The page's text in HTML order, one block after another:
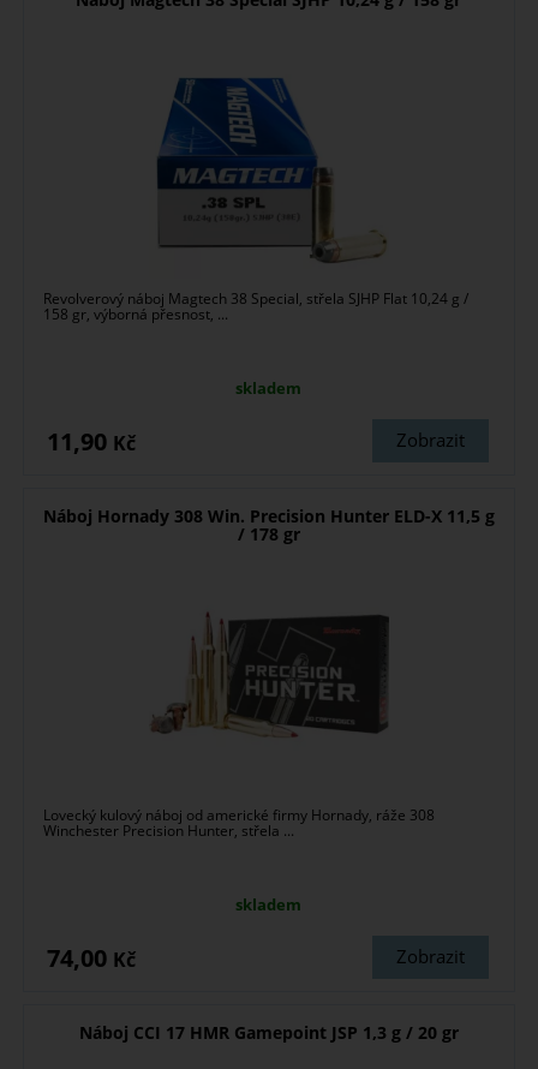
Revolverový náboj Magtech 38 Special, střela SJHP Flat 10,24 g /
158 gr, výborná přesnost, ...
skladem
Zobrazit
11,90 Kč
Náboj Hornady 308 Win. Precision Hunter ELD-X 11,5 g
/ 178 gr
Lovecký kulový náboj od americké firmy Hornady, ráže 308
Winchester Precision Hunter, střela ...
skladem
Zobrazit
74,00 Kč
Náboj CCI 17 HMR Gamepoint JSP 1,3 g / 20 gr